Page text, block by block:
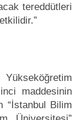
tereddütleri
maddesinin
“İstanbul Bilim